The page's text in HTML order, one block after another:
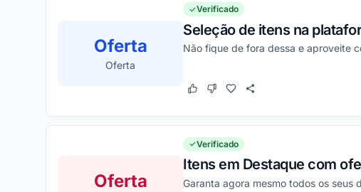
Oferta
Oferta
Verificado
Seleção de itens na
Não fique de fora dessa e aproveite
Este cupom funcionou
Este cupom não funcionou
Oferta
Verificado
Itens em Destaque com
Garanta agora mesmo todos os seus